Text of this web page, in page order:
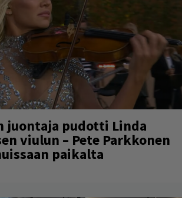
juontaja pudotti Linda
viulun – Pete Parkkonen
paikalta